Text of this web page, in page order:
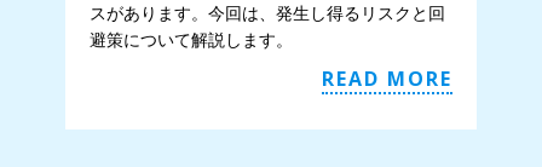
スがあります。今回は、発生し得るリスクと回
避策について解説します。
READ MORE